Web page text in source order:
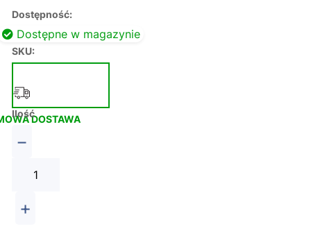
Dostępność:
Dostępne w magazynie
SKU:
DOSTAWA
Ilość
−
+